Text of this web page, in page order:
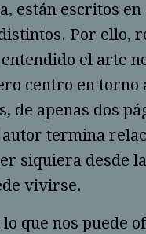
están escritos
Por ello,
el arte
centro en
de apenas dos
termina
siquiera desde
vivirse.
que nos puede